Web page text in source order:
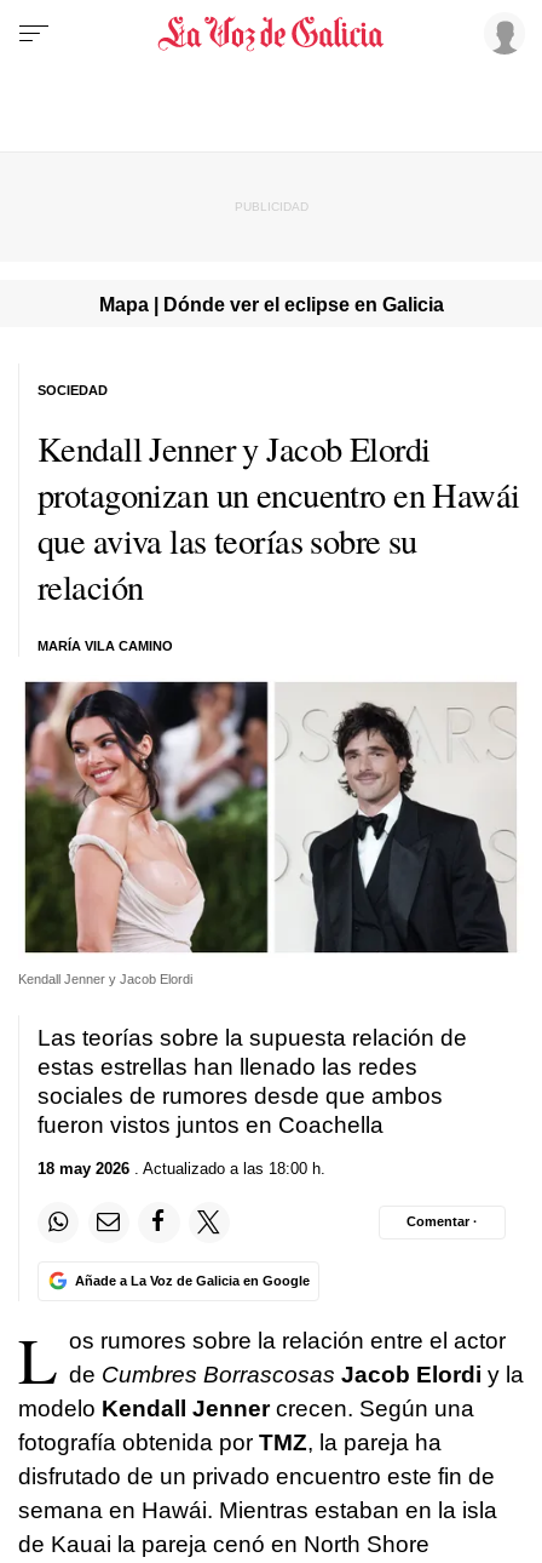
Mapa | Dónde ver el eclipse en Galicia
Kendall Jenner y Jacob Elordi
protagonizan un encuentro en Hawái
que aviva las teorías sobre su
relación
MARÍA VILA CAMINO
SOCIEDAD
Kendall Jenner y Jacob Elordi
Las teorías sobre la supuesta relación de
estas estrellas han llenado las redes
sociales de rumores desde que ambos
fueron vistos juntos en Coachella
18 may 2026 . Actualizado a las 18:00 h.
Añade a La Voz de Galicia en Google
Comentar ·
L os rumores sobre la relación entre el actor
de Cumbres Borrascosas Jacob Elordi y la
modelo Kendall Jennercrecen. Según una
fotografía obtenida por TMZ, la pareja ha
disfrutado de un privado encuentro este fin de
semana en Hawái. Mientras estaban en la isla
de Kauai la pareja cenó en North Shore